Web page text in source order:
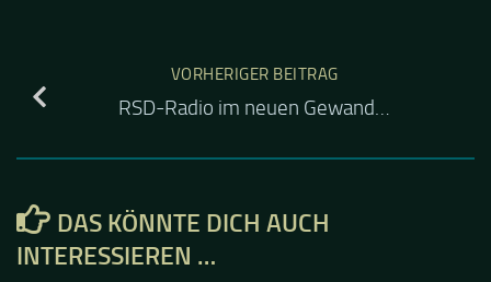
VORHERIGER BEITRAG
RSD-Radio im neuen Gewand…
DAS KÖNNTE DICH AUCH
INTERESSIEREN …